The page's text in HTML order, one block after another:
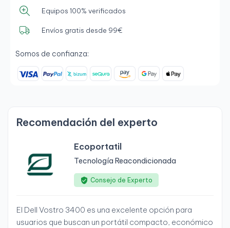
Equipos 100% verificados
Envíos gratis desde 99€
Somos de confianza:
Recomendación del experto
Ecoportatil
Tecnología Reacondicionada
Consejo de Experto
El Dell Vostro 3400 es una excelente opción para
usuarios que buscan un portátil compacto, económico